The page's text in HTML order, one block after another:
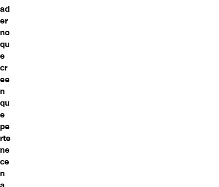
ad
er
no
qu
e
cr
ee
n
qu
e
pe
rte
ne
ce
n